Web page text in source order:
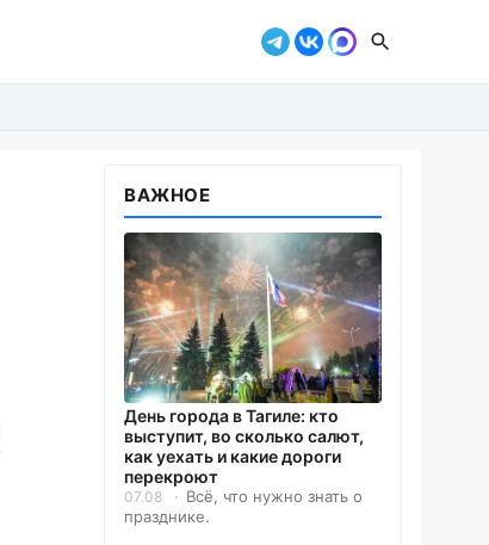
ВАЖНОЕ
День города в Тагиле: кто
выступит, во сколько салют,
как уехать и какие дороги
перекроют
07.08
Всё, что нужно знать о
празднике.